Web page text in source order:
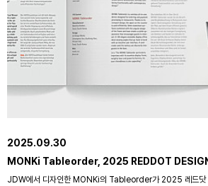
2025.09.30
MONKi Tableorder, 2025 REDDOT
JDW에서 디자인한 MONKi의 Tableorder가 2025 레드닷